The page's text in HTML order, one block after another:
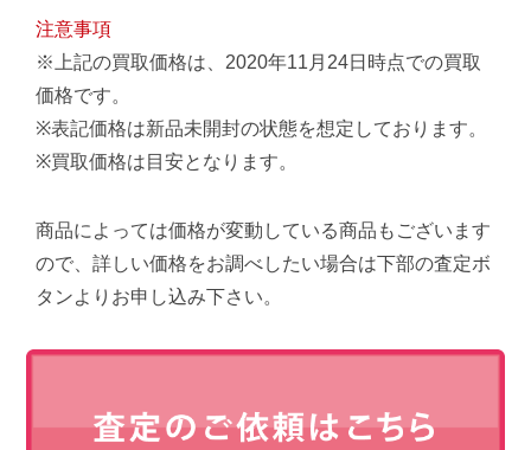
注意事項
※上記の買取価格は、2020年11月24日時点での買取
価格です。
※表記価格は新品未開封の状態を想定しております。
※買取価格は目安となります。
商品によっては価格が変動している商品もございます
ので、詳しい価格をお調べしたい場合は下部の査定ボ
タンよりお申し込み下さい。